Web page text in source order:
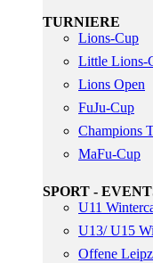
TURNIERE
Lions-Cup
Little Lions-
Lions Open
FuJu-Cup
Champions
MaFu-Cup
SPORT -
U11
U13/ U15
Offene